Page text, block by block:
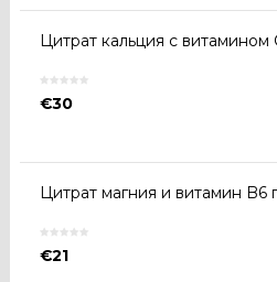
Цитрат кальция с витамином
€30
Цитрат магния и витамин B6
€21